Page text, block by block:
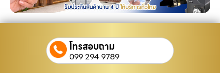
โทรสอบถาม
099 294 9789